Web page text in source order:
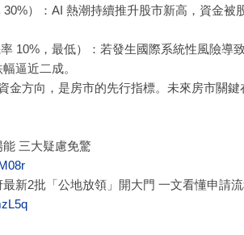
30%）：AI 熱潮持續推升股市新高，資金
10%，最低）：若發生國際系統性風險導
逼近二成。
金方向，是房市的先行指標。未來房市關
三大疑慮免驚
新2批「公地放領」開大門 一文看懂申請